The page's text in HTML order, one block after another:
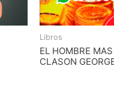
Libros
EL HOMBRE
CLASON